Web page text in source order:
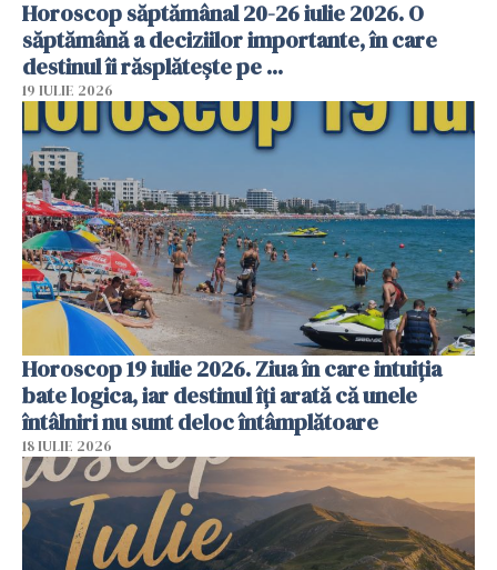
Horoscop săptămânal 20-26 iulie 2026. O
săptămână a deciziilor importante, în care
destinul îi răsplătește pe ...
19 IULIE 2026
Horoscop 19 iulie 2026. Ziua în care intuiția
bate logica, iar destinul îți arată că unele
întâlniri nu sunt deloc întâmplătoare
18 IULIE 2026